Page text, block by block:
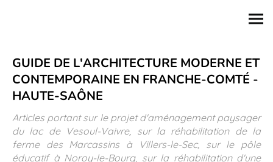
Articles portant sur le projet d'aménagement paysager
du lac de Vesoul-Vaivre, sur la réhabilitation de la
ferme des Marcassins à Villers-le-Sec, sur le pôle
éducatif à Noroy-le-Bourg, sur la réhabilitation d'une
GUIDE DE L'ARCHITECTURE MODERNE ET
CONTEMPORAINE EN FRANCHE-COMTÉ -
HAUTE-SAÔNE